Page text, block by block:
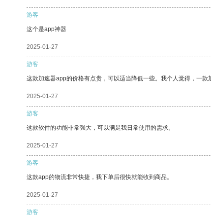
游客
这个是app神器
2025-01-27
游客
这款加速器app的价格有点贵，可以适当降低一些。我个人觉得，一款
2025-01-27
游客
这款软件的功能非常强大，可以满足我日常使用的需求。
2025-01-27
游客
这款app的物流非常快捷，我下单后很快就能收到商品。
2025-01-27
游客